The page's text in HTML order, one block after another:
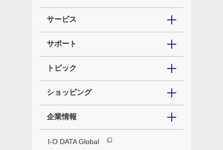
サービス
サポート
トピック
ショッピング
企業情報
I-O DATA Global